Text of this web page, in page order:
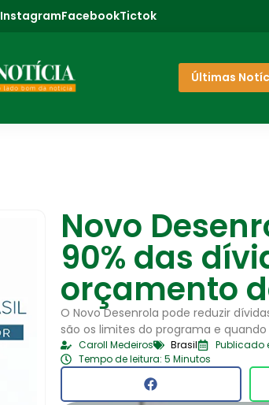
InstagramFacebookTictok
Últimas
Novo
90% das
orçamento
O Novo Desenrola pode reduzir
são os limites do programa e
Caroll Medeiros Brasil Publicado
Tempo de leitura: 5 Minutos